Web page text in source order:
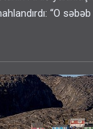
“O səbəb